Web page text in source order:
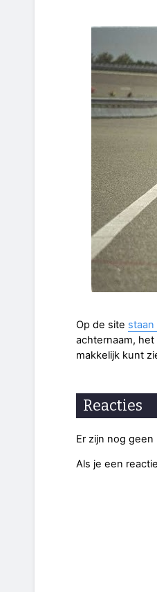
Op de site
achternaam,
makkelijk kunt
Reacties
Er zijn nog
Als je een